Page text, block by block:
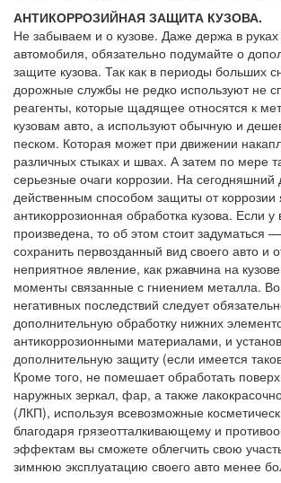
АНТИКОРРОЗИЙНАЯ ЗАЩИТА КУЗОВА.
Не забываем и о кузове. Даже держа в руках
автомобиля, обязательно подумайте о
защите кузова. Так как в периоды больших
дорожные службы не редко используют не
реагенты, которые щадящее относятся к
кузовам авто, а используют обычную и
песком. Которая может при движении
различных стыках и швах. А затем по мере
серьезные очаги коррозии. На
действенным способом защиты от
антикоррозионная обработка кузова. Если у
произведена, то об этом стоит задуматься
сохранить первозданный вид своего авто и
неприятное явление, как ржавчина на
моменты связанные с гниением металла.
негативных последствий следует
дополнительную обработку нижних
антикоррозионными материалами, и
дополнительную защиту (если имеется
Кроме того, не помешает обработать
наружных зеркал, фар, а также
(ЛКП), используя всевозможные
благодаря грязеотталкивающему и
эффектам вы сможете облегчить свою
зимнюю эксплуатацию своего авто менее